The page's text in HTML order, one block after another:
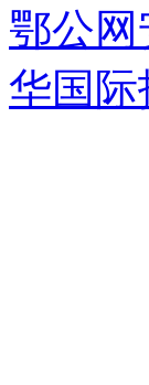
鄂公网
华国